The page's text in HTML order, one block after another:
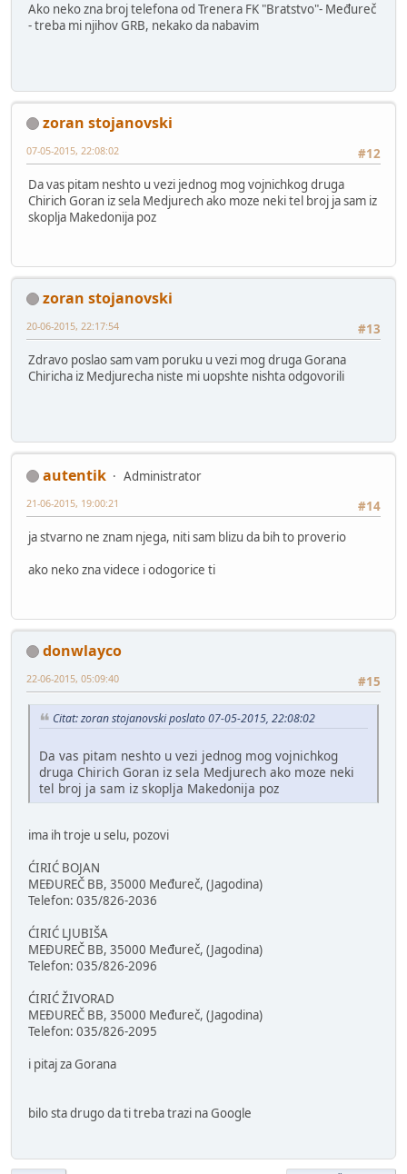
Ako neko zna broj telefona od Trenera FK "Bratstvo"- Međureč
- treba mi njihov GRB, nekako da nabavim
zoran stojanovski
#12
07-05-2015, 22:08:02
Da vas pitam neshto u vezi jednog mog vojnichkog druga
Chirich Goran iz sela Medjurech ako moze neki tel broj ja sam iz
skoplja Makedonija poz
zoran stojanovski
#13
20-06-2015, 22:17:54
Zdravo poslao sam vam poruku u vezi mog druga Gorana
Chiricha iz Medjurecha niste mi uopshte nishta odgovorili
autentik
Administrator
#14
21-06-2015, 19:00:21
ja stvarno ne znam njega, niti sam blizu da bih to proverio
ako neko zna videce i odogorice ti
donwlayco
#15
22-06-2015, 05:09:40
Citat: zoran stojanovski poslato 07-05-2015, 22:08:02
Da vas pitam neshto u vezi jednog mog vojnichkog
druga Chirich Goran iz sela Medjurech ako moze neki
tel broj ja sam iz skoplja Makedonija poz
ima ih troje u selu, pozovi
ĆIRIĆ BOJAN
MEĐUREČ BB, 35000 Međureč, (Jagodina)
Telefon: 035/826-2036
ĆIRIĆ LJUBIŠA
MEĐUREČ BB, 35000 Međureč, (Jagodina)
Telefon: 035/826-2096
ĆIRIĆ ŽIVORAD
MEĐUREČ BB, 35000 Međureč, (Jagodina)
Telefon: 035/826-2095
i pitaj za Gorana
bilo sta drugo da ti treba trazi na Google